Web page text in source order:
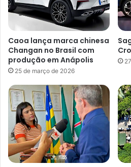
Caoa lança marca chinesa
Changan no Brasil com
produção em Anápolis
25 de março de 2026